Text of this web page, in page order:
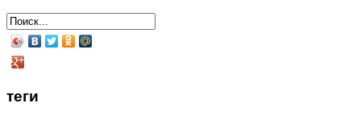
теги